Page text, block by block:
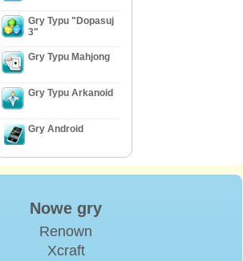
Gry Typu "Dopasuj
3"
Gry Typu Mahjong
Gry Typu Arkanoid
Gry Android
Nowe gry
Renown
Xcraft